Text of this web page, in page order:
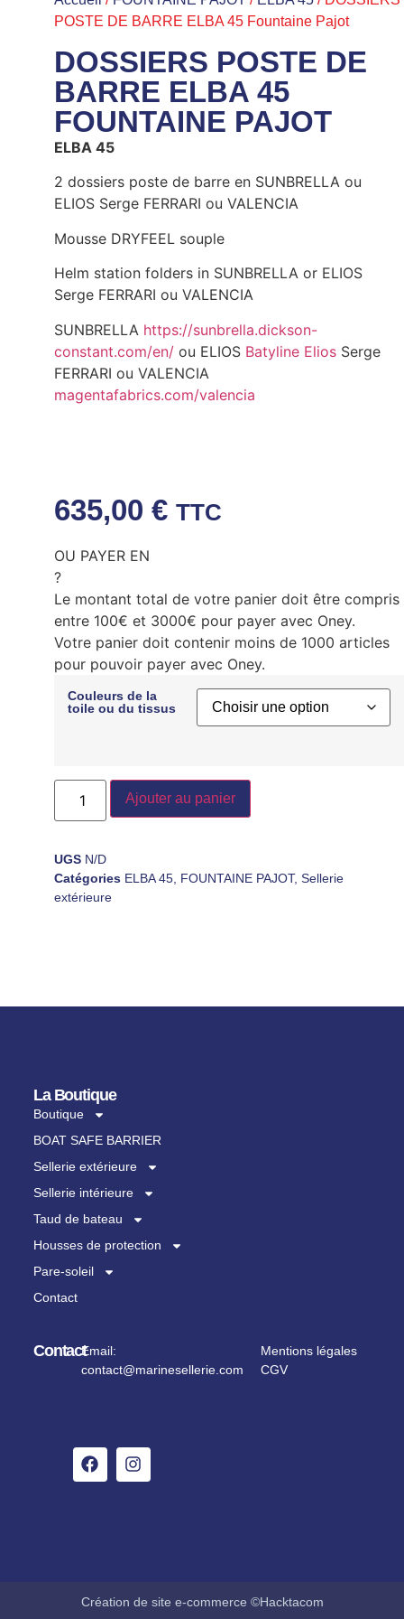
POSTE DE BARRE ELBA 45 Fountaine Pajot
DOSSIERS POSTE DE
BARRE ELBA 45
FOUNTAINE PAJOT
ELBA 45
2 dossiers poste de barre en SUNBRELLA ou
ELIOS Serge FERRARI ou VALENCIA
Mousse DRYFEEL souple
Helm station folders in SUNBRELLA or ELIOS
Serge FERRARI ou VALENCIA
SUNBRELLA https://sunbrella.dickson-
constant.com/en/ ou ELIOS Batyline Elios Serge
FERRARI ou VALENCIA
magentafabrics.com/valencia
635,00 € TTC
OU PAYER EN
?
Le montant total de votre panier doit être compris
entre 100€ et 3000€ pour payer avec Oney.
Votre panier doit contenir moins de 1000 articles
pour pouvoir payer avec Oney.
Couleurs de la
toile ou du tissus
Ajouter au panier
UGS N/D
Catégories ELBA 45 FOUNTAINE PAJOT, Sellerie
extérieure
La Boutique
Boutique
BOAT SAFE BARRIER
Sellerie extérieure
Sellerie intérieure
Taud de bateau
Housses de protection
Pare-soleil
Contact
ContactEmail:
contact@marinesellerie.com
Mentions légales
CGV
Création de site e-commerce ©Hacktacom